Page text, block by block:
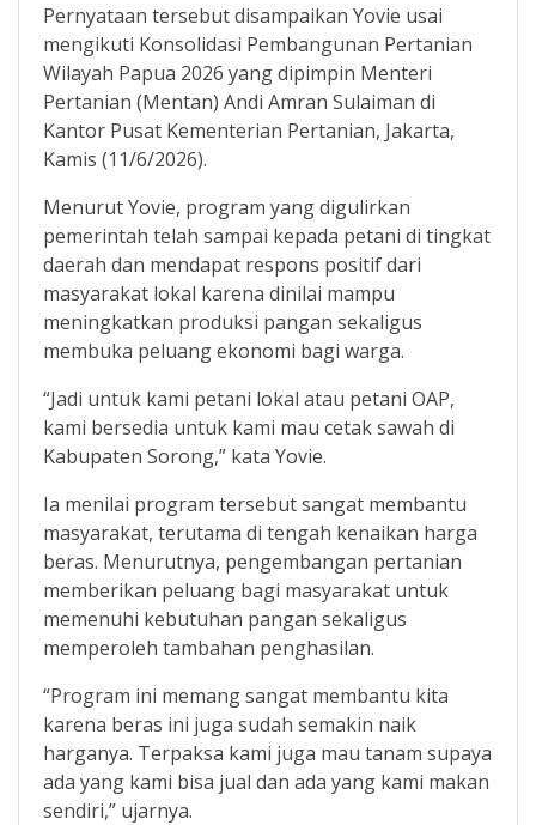
Pernyataan tersebut disampaikan Yovie usai
mengikuti Konsolidasi Pembangunan Pertanian
Wilayah Papua 2026 yang dipimpin Menteri
Pertanian (Mentan) Andi Amran Sulaiman di
Kantor Pusat Kementerian Pertanian, Jakarta,
Kamis (11/6/2026).
Menurut Yovie, program yang digulirkan
pemerintah telah sampai kepada petani di tingkat
daerah dan mendapat respons positif dari
masyarakat lokal karena dinilai mampu
meningkatkan produksi pangan sekaligus
membuka peluang ekonomi bagi warga.
“Jadi untuk kami petani lokal atau petani OAP,
kami bersedia untuk kami mau cetak sawah di
Kabupaten Sorong,” kata Yovie.
Ia menilai program tersebut sangat membantu
masyarakat, terutama di tengah kenaikan harga
beras. Menurutnya, pengembangan pertanian
memberikan peluang bagi masyarakat untuk
memenuhi kebutuhan pangan sekaligus
memperoleh tambahan penghasilan.
“Program ini memang sangat membantu kita
karena beras ini juga sudah semakin naik
harganya. Terpaksa kami juga mau tanam supaya
ada yang kami bisa jual dan ada yang kami makan
sendiri,” ujarnya.